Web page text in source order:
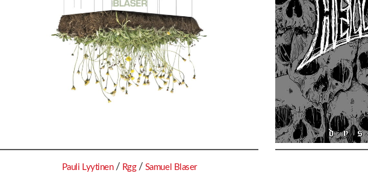
Pauli Lyytinen / Rgg / Samuel Blaser